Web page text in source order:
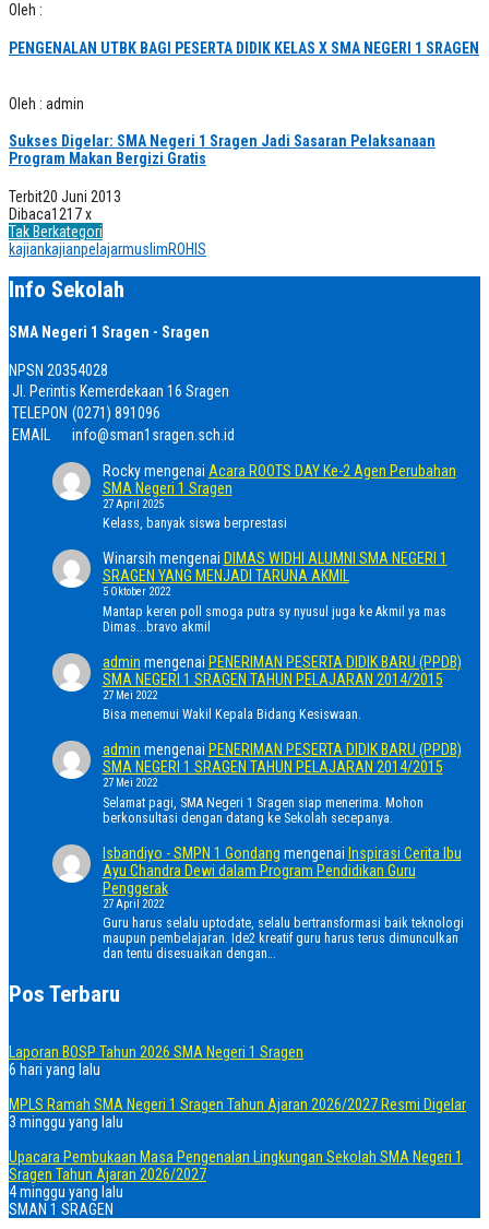
Oleh :
PENGENALAN UTBK BAGI PESERTA DIDIK KELAS X SMA NEGERI 1 SRAGEN
Oleh : admin
Sukses Digelar: SMA Negeri 1 Sragen Jadi Sasaran Pelaksanaan
Program Makan Bergizi Gratis
Terbit20 Juni 2013
Dibaca1217 x
Tak Berkategori
kajiankajianpelajarmuslimROHIS
Info Sekolah
SMA Negeri 1 Sragen - Sragen
NPSN 20354028
Jl. Perintis Kemerdekaan 16 Sragen
TELEPON (0271) 891096
EMAIL
info@sman1sragen.sch.id
Rockymengenai Acara ROOTS DAY Ke-2 Agen Perubahan
SMA Negeri 1 Sragen
27 April 2025
Kelass, banyak siswa berprestasi
Winarsih mengenai DIMAS WIDHI ALUMNI SMA NEGERI 1
SRAGEN YANG MENJADI TARUNA AKMIL
5 Oktober 2022
Mantap keren poll smoga putra sy nyusul juga ke Akmil ya mas
Dimas...bravo akmil
admin mengenai PENERIMAN PESERTA DIDIK BARU (PPDB)
SMA NEGERI 1 SRAGEN TAHUN PELAJARAN 2014/2015
27 Mei 2022
Bisa menemui Wakil Kepala Bidang Kesiswaan.
admin mengenai PENERIMAN PESERTA DIDIK BARU (PPDB)
SMA NEGERI 1 SRAGEN TAHUN PELAJARAN 2014/2015
27 Mei 2022
Selamat pagi, SMA Negeri 1 Sragen siap menerima. Mohon
berkonsultasi dengan datang ke Sekolah secepanya.
Isbandiyo - SMPN 1 Gondang mengenai Inspirasi Cerita Ibu
Ayu Chandra Dewi dalam Program Pendidikan Guru
Penggerak
27 April 2022
Guru harus selalu uptodate, selalu bertransformasi baik teknologi
maupun pembelajaran. Ide2 kreatif guru harus terus dimunculkan
dan tentu disesuaikan dengan…
Pos Terbaru
Laporan BOSP Tahun 2026 SMA Negeri 1 Sragen
6 hari yang lalu
MPLS Ramah SMA Negeri 1 Sragen Tahun Ajaran 2026/2027 Resmi Digelar
3 minggu yang lalu
Upacara Pembukaan Masa Pengenalan Lingkungan Sekolah SMA Negeri 1
Sragen Tahun Ajaran 2026/2027
4 minggu yang lalu
SMAN 1 SRAGEN